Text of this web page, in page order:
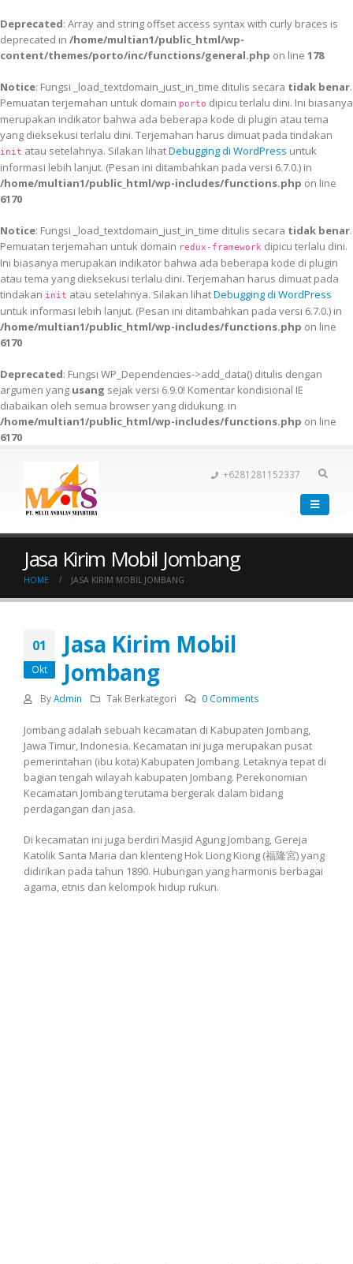
Deprecated: Array and string offset access syntax with curly braces is
deprecated in /home/multian1/public_html/wp-
content/themes/porto/inc/functions/general.php on line 178
Notice: Fungsi _load_textdomain_just_in_time ditulis secara tidak benar.
Pemuatan terjemahan untuk domain porto dipicu terlalu dini. Ini biasanya
merupakan indikator bahwa ada beberapa kode di plugin atau tema
yang dieksekusi terlalu dini. Terjemahan harus dimuat pada tindakan
init atau setelahnya. Silakan lihatDebugging di WordPress untuk
informasi lebih lanjut. (Pesan ini ditambahkan pada versi 6.7.0.) in
/home/multian1/public_html/wp-includes/functions.php on line
6170
Notice: Fungsi _load_textdomain_just_in_time ditulis secara tidak benar.
Pemuatan terjemahan untuk domain redux-framework dipicu terlalu dini.
Ini biasanya merupakan indikator bahwa ada beberapa kode di plugin
atau tema yang dieksekusi terlalu dini. Terjemahan harus dimuat pada
tindakan init atau setelahnya. Silakan lihatDebugging di WordPress
untuk informasi lebih lanjut. (Pesan ini ditambahkan pada versi 6.7.0.) in
/home/multian1/public_html/wp-includes/functions.php on line
6170
Deprecated: Fungsi WP_Dependencies->add_data() ditulis dengan
argumen yang usang sejak versi 6.9.0! Komentar kondisional IE
diabaikan oleh semua browser yang didukung. in
/home/multian1/public_html/wp-includes/functions.php on line
6170
+6281281152337
Jasa Kirim Mobil Jombang
HOME JASA KIRIM MOBIL JOMBANG
01
Okt
Jasa Kirim Mobil
Jombang
ByAdmin Tak Berkategori 0 Comments
Jombang adalah sebuah kecamatan di Kabupaten Jombang,
Jawa Timur, Indonesia. Kecamatan ini juga merupakan pusat
pemerintahan (ibu kota) Kabupaten Jombang. Letaknya tepat di
bagian tengah wilayah kabupaten Jombang. Perekonomian
Kecamatan Jombang terutama bergerak dalam bidang
perdagangan dan jasa.
Di kecamatan ini juga berdiri Masjid Agung Jombang, Gereja
Katolik Santa Maria dan klenteng Hok Liong Kiong (福隆宮) yang
didirikan pada tahun 1890. Hubungan yang harmonis berbagai
agama, etnis dan kelompok hidup rukun.